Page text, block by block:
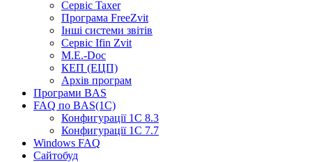
Сервіс Taxer
Програма FreeZvit
Інші системи звітів
Сервіс Ifin Zvit
M.E.-Doc
КЕП (ЕЦП)
Архів програм
Програми BAS
FAQ по BAS(1С)
Конфигурації 1С 8.3
Конфигурації 1С 7.7
Windows FAQ
Сайтобуд